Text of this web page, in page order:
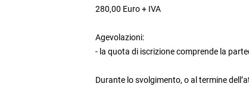
280,00 Euro + IVA
Agevolazioni:
- la quota di iscrizione comprende la
Durante lo svolgimento, o al termine